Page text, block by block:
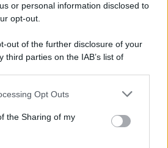
or personal information disclosed to
opt-out.
out of the further disclosure of your
third parties on the IAB’s list of
be disclosed by us to third parties
parties.
app uses one or more Google
Opt Outs
the Sharing of my
Francia